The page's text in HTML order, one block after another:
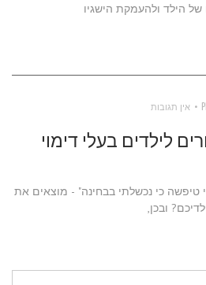
הילד ולהעמקת הישגיו
אין תגובות
לילדים בעלי דימוי
טיפשה כי נכשלתי בבחינה" - מוצאים את
ובכן,